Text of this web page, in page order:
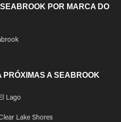
POR MARCA DO
A SEABROOK
Lago
Lake Shores